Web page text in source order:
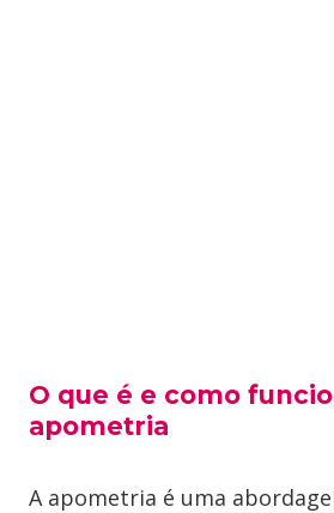
O que é e como
apometria
A apometria é uma